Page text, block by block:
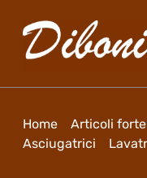
al contenuto
Salta alla ricerca
Passa alla
Home Articoli
Asciugatrici